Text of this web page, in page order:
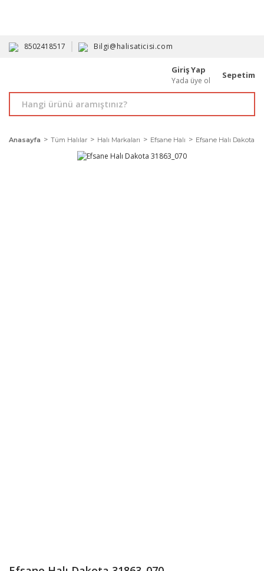
8502418517 Bilgi@halisaticisi.com
Giriş Yap
Yada üye ol
Sepetim
Anasayfa Tüm Halılar Halı Markaları Efsane Halı Efsane Halı Dakota